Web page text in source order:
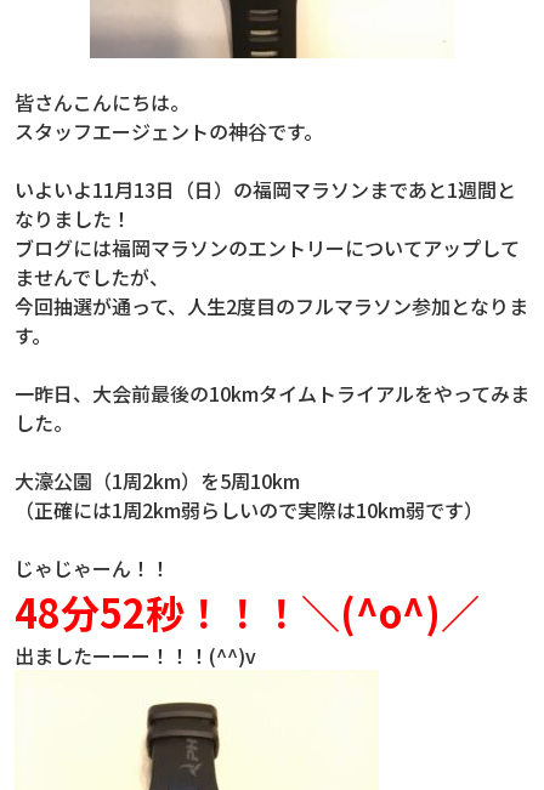
皆さんこんにちは。
スタッフエージェントの神谷です。
いよいよ11月13日（日）の福岡マラソンまであと1週間と
なりました！
ブログには福岡マラソンのエントリーについてアップして
ませんでしたが、
今回抽選が通って、人生2度目のフルマラソン参加となりま
す。
一昨日、大会前最後の10kmタイムトライアルをやってみま
した。
大濠公園（1周2km）を5周10km
（正確には1周2km弱らしいので実際は10km弱です）
じゃじゃーん！！
48分52秒！！！＼(^o^)／
出ましたーーー！！！(^^)v